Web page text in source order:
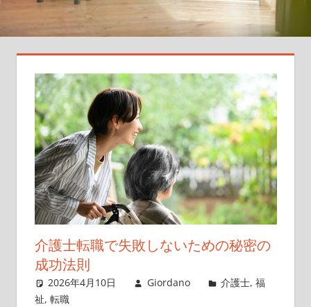
介護士転職で失敗しないための秘密の
成功法則
2026年4月10日 Giordano 介護士,福
祉, 転職